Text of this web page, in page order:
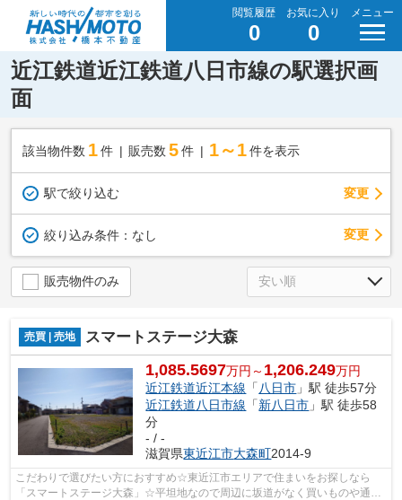
閲覧履歴
0
お気に入り
0
メニュー
近江鉄道近江鉄道八日市線の駅選択画
面
該当物件数 1件 販売数 5 件 1～1 件を表示
駅で絞り込む 変更
絞り込み条件： なし 変更
販売物件のみ
売買 | 売地 スマートステージ大森
1,085.5697万円～ 1,206.249万円
近江鉄道近江本線 「 八日市 」駅 徒歩57分
近江鉄道八日市線 「新八日市 」駅 徒歩58
分
- / -
滋賀県東近江市大森町2014-9
こだわりで選びたい方におすすめ☆東近江市エリアで住まいをお探しなら
「スマートステージ大森」☆平坦地なので周辺に坂道がなく買いものや通勤